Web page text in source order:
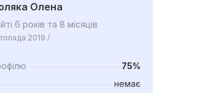
Олена
6 років та 8 місяців
2019 /
75%
немає